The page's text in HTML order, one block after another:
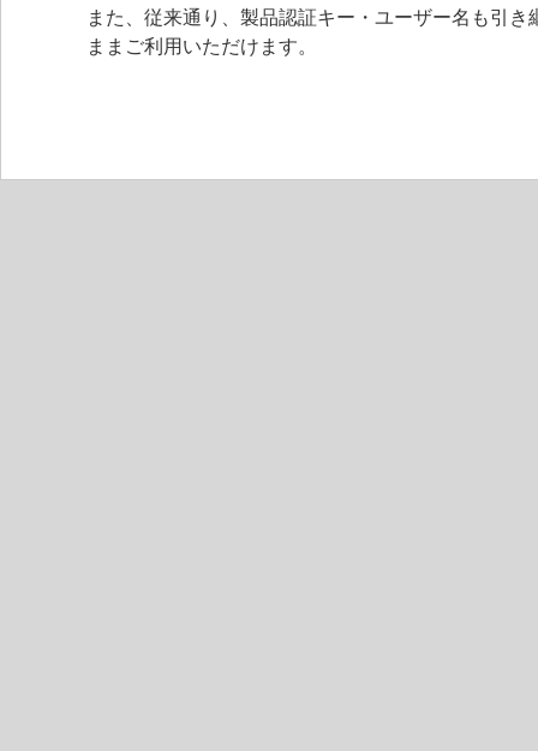
また、従来通り、製品認証キー・ユーザー名も引
ままご利用いただけます。